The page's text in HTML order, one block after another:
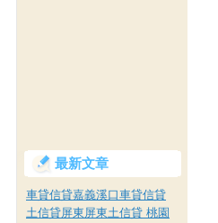
最新文章
車貸信貸嘉義溪口車貸信貸
土信貸屏東屏東土信貸 桃園